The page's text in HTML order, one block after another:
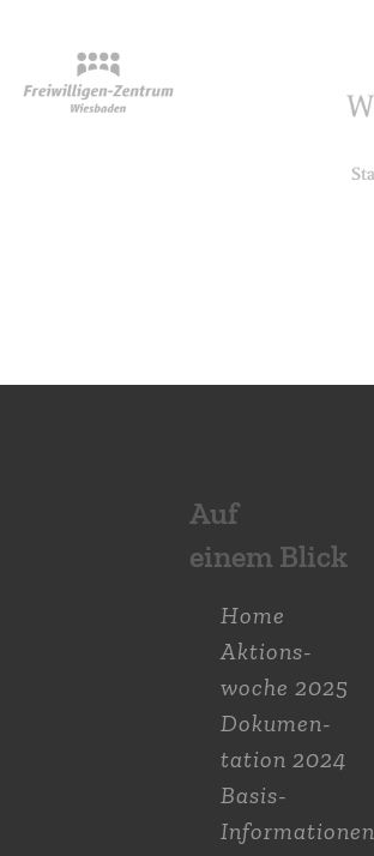
Auf
einem Blick
Home
Aktions­
woche 2025
Dokumen­
tation 2024
Basis-
Informationen